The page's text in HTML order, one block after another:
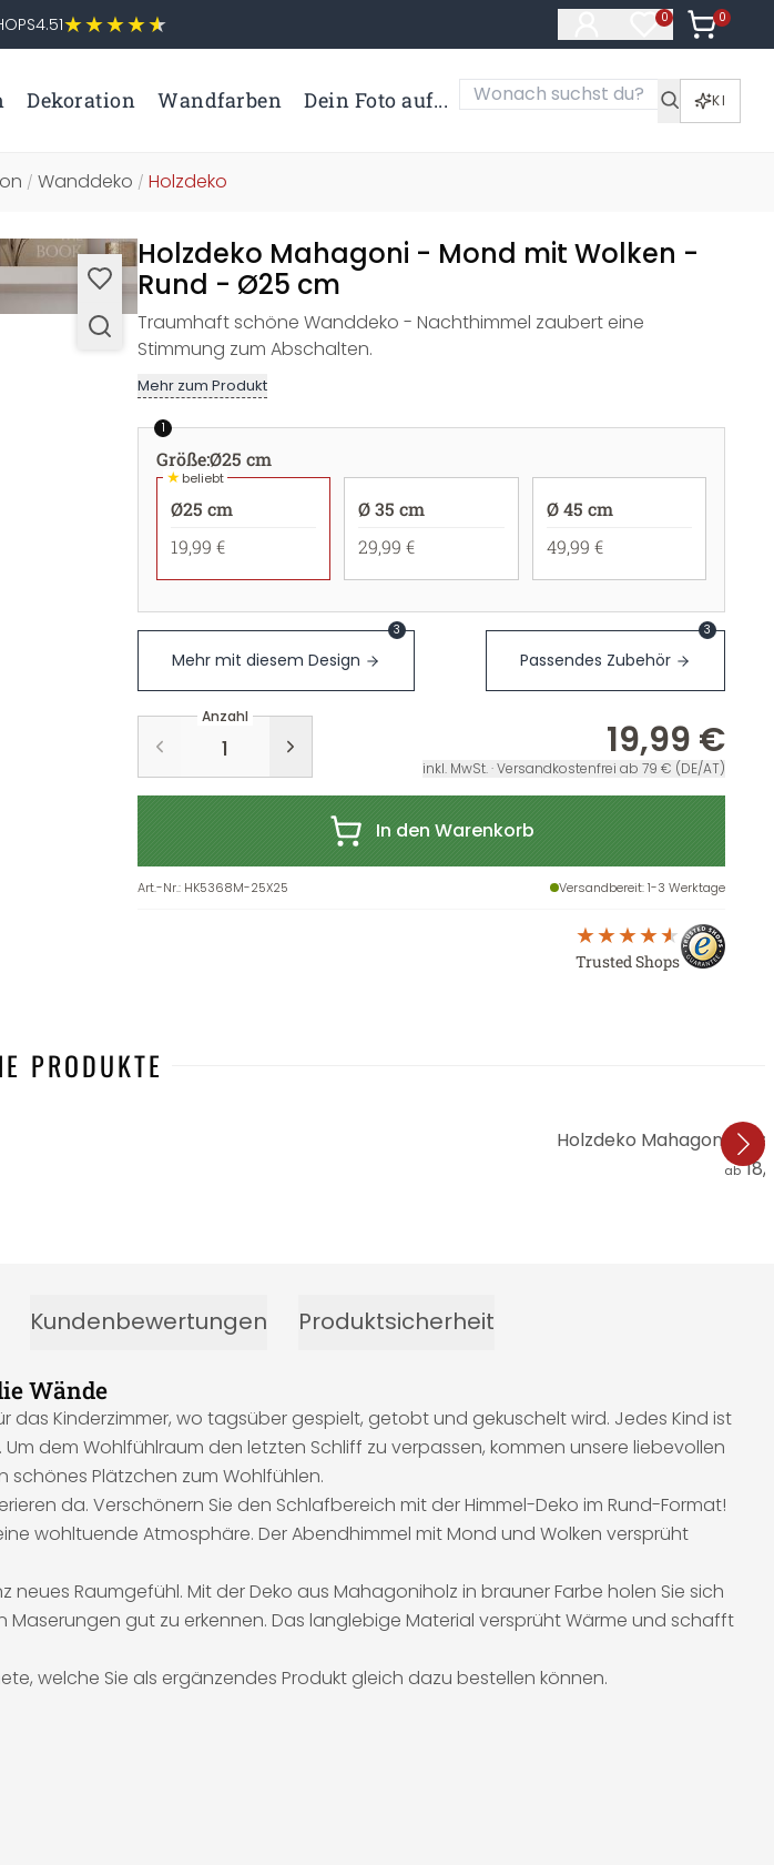
4.51 0
Artikel im
0
Artikel
Dekoration Wandfarben Dein Foto auf... KI
/ Wanddeko / Holzdeko
Holzdeko Mahagoni - Mond mit Wolken -
Rund - Ø25 cm
Traumhaft schöne Wanddeko - Nachthimmel zaubert eine
Stimmung zum Abschalten.
Mehr zum Produkt
1
Größe:Ø25 cm
★beliebt
Ø25 cm
19,99 €
Ø 35 cm
29,99 €
Ø 45 cm
49,99 €
Mehr mit diesem Design
3
Passendes Zubehör
3
Anzahl
19,99 €
inkl. MwSt. · Versandkostenfrei ab 79 € (DE/AT)
In den Warenkorb
Art.-Nr.: HK5368M-25X25 Versandbereit: 1-3 Werktage
Trusted Shops
PRODUKTE
Holzdeko Mahagoni -
ab
Kundenbewertungen Produktsicherheit
Wände
Kinderzimmer, wo tagsüber gespielt, getobt und gekuschelt wird. Jedes Kind ist
dem Wohlfühlraum den letzten Schliff zu verpassen, kommen unsere liebevollen
schönes Plätzchen zum Wohlfühlen.
da. Verschönern Sie den Schlafbereich mit der Himmel-Deko im Rund-Format!
wohltuende Atmosphäre. Der Abendhimmel mit Mond und Wolken versprüht
Raumgefühl. Mit der Deko aus Mahagoniholz in brauner Farbe holen Sie sich
Maserungen gut zu erkennen. Das langlebige Material versprüht Wärme und schafft
welche Sie als ergänzendes Produkt gleich dazu bestellen können.